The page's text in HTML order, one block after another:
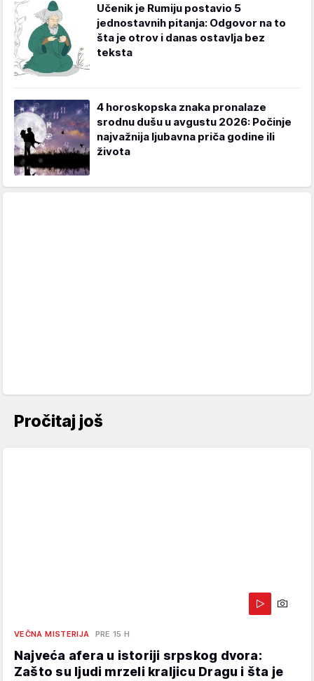
Učenik je Rumiju postavio 5
jednostavnih pitanja: Odgovor na to
šta je otrov i danas ostavlja bez
teksta
4 horoskopska znaka pronalaze
srodnu dušu u avgustu 2026: Počinje
najvažnija ljubavna priča godine ili
života
Pročitaj još
VEČNA MISTERIJA PRE 15 H
Najveća afera u istoriji srpskog dvora:
Zašto su ljudi mrzeli kraljicu Dragu i šta je